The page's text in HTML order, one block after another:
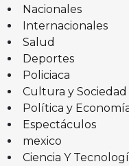
Nacionales
Internacionales
Salud
Deportes
Policiaca
Cultura y Sociedad
Política y
Espectáculos
mexico
Ciencia Y